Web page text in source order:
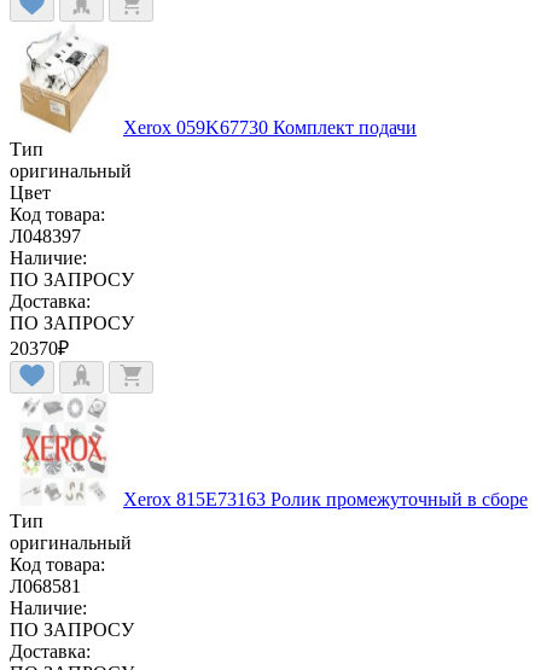
Xerox 059K67730 Комплект подачи
Тип
оригинальный
Цвет
Код товара:
Л048397
Наличие:
ПО ЗАПРОСУ
Доставка:
ПО ЗАПРОСУ
20370₽
Xerox 815E73163 Ролик промежуточный в сборе
Тип
оригинальный
Код товара:
Л068581
Наличие:
ПО ЗАПРОСУ
Доставка: